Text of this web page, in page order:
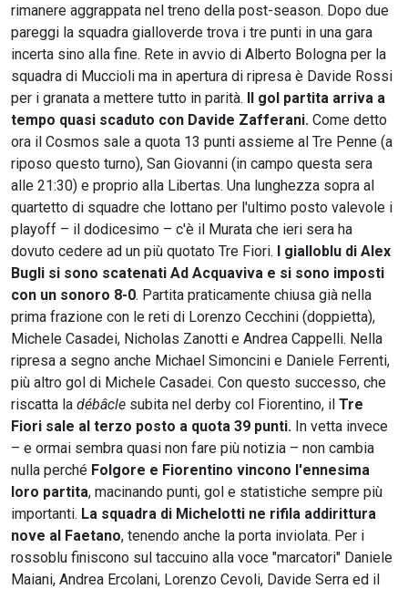
rimanere aggrappata nel treno della post-season. Dopo due
pareggi la squadra gialloverde trova i tre punti in una gara
incerta sino alla fine. Rete in avvio di Alberto Bologna per la
squadra di Muccioli ma in apertura di ripresa è Davide Rossi
per i granata a mettere tutto in parità. Il gol partita arriva a
tempo quasi scaduto con Davide Zafferani. Come detto
ora il Cosmos sale a quota 13 punti assieme al Tre Penne (a
riposo questo turno), San Giovanni (in campo questa sera
alle 21:30) e proprio alla Libertas. Una lunghezza sopra al
quartetto di squadre che lottano per l'ultimo posto valevole i
playoff – il dodicesimo – c'è il Murata che ieri sera ha
dovuto cedere ad un più quotato Tre Fiori. I gialloblu di Alex
Bugli si sono scatenati Ad Acquaviva e si sono imposti
con un sonoro 8-0. Partita praticamente chiusa già nella
prima frazione con le reti di Lorenzo Cecchini (doppietta),
Michele Casadei, Nicholas Zanotti e Andrea Cappelli. Nella
ripresa a segno anche Michael Simoncini e Daniele Ferrenti,
più altro gol di Michele Casadei. Con questo successo, che
riscatta la débâcle subita nel derby col Fiorentino, il Tre
Fiori sale al terzo posto a quota 39 punti. In vetta invece
– e ormai sembra quasi non fare più notizia – non cambia
nulla perché Folgore e Fiorentino vincono l'ennesima
loro partita, macinando punti, gol e statistiche sempre più
importanti. La squadra di Michelotti ne rifila addirittura
nove al Faetano, tenendo anche la porta inviolata. Per i
rossoblu finiscono sul taccuino alla voce "marcatori" Daniele
Maiani, Andrea Ercolani, Lorenzo Cevoli, Davide Serra ed il